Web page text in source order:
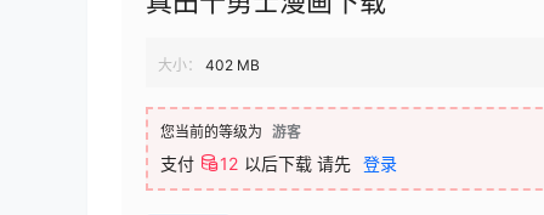
大小： 402 MB
您当前的等级为 游客
支付 12 以后下载 请先 登录